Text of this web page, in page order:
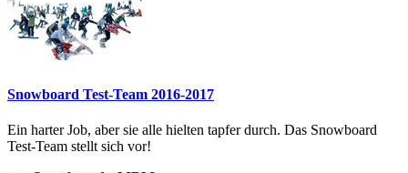
Snowboard Test-Team 2016-2017
Ein harter Job, aber sie alle hielten tapfer durch. Das Snowboard
Test-Team stellt sich vor!